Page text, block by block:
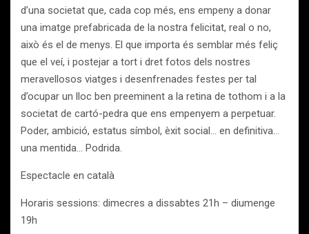
d’una societat que, cada cop més, ens empeny a donar
una imatge prefabricada de la nostra felicitat, real o no,
això és el de menys. El que importa és semblar més feliç
que el veí, i postejar a tort i dret fotos dels nostres
meravellosos viatges i desenfrenades festes per tal
d’ocupar un lloc ben preeminent a la retina de tothom i a la
societat de cartó-pedra que ens empenyem a perpetuar.
Poder, ambició, estatus símbol, èxit social… en definitiva…
una mentida… Podrida.
Espectacle en català
Horaris sessions: dimecres a dissabtes 21h – diumenge
19h